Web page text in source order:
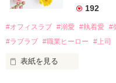
夏木美桜(なつきみお)
鳴海哲平 (なるみてっぺい)
なぜか恭司から飼い猫の
192
#オフィスラブ #溺愛 #執着愛 #
#ラブラブ #職業ヒーロー #上司
表紙を見る